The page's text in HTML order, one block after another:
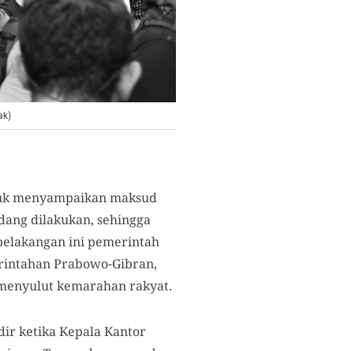
menyampaikan maksud
dilakukan, sehingga
ini pemerintah
Prabowo-Gibran,
kemarahan rakyat.
ketika Kepala Kantor